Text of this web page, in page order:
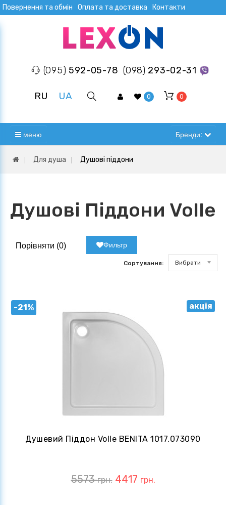
Повернення та обмін Оплата та доставка Контакти
(095) 592-05-78 (098) 293-02-31
RU UA 0 0
меню Бренди:
Для душа Душові піддони
Душові Піддони Volle
Порівняти (0) Фильтр
Сортування: Вибрати
-21% акція
Душевий Піддон Volle BENITA 1017.073090
5573грн. 4417 грн.